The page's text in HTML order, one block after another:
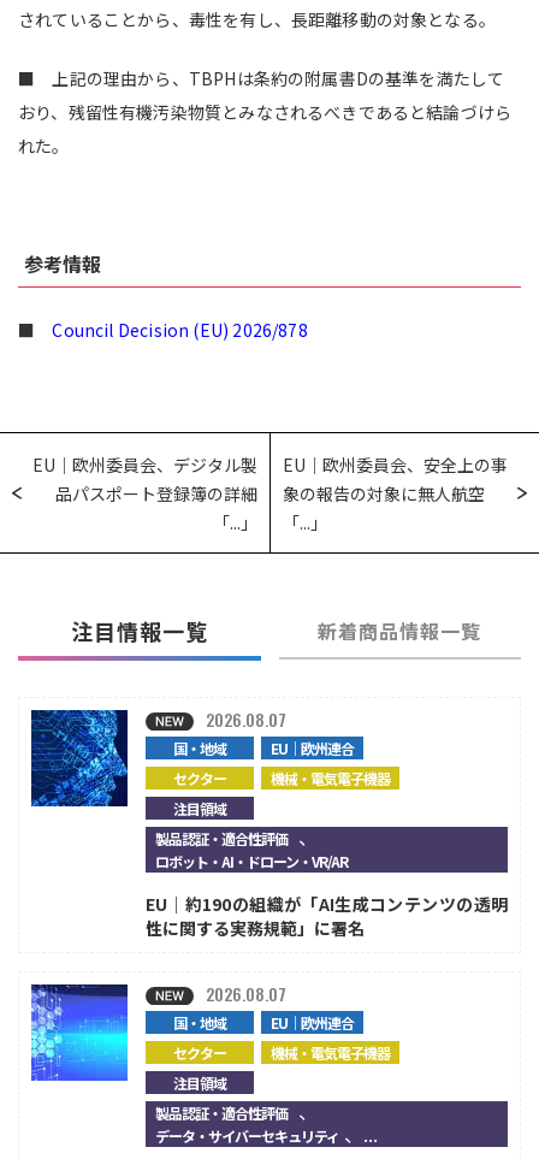
されていることから、毒性を有し、長距離移動の対象となる。
■ 上記の理由から、TBPHは条約の附属書Dの基準を満たして
おり、残留性有機汚染物質とみなされるべきであると結論づけら
れた。
参考情報
■Council Decision (EU) 2026/878
EU｜欧州委員会、デジタル製
品パスポート登録簿の詳細
「...」
EU｜欧州委員会、安全上の事
象の報告の対象に無人航空
「...」
注目情報一覧 新着商品情報一覧
国・地域
EU｜欧州連合
セクター
機械・電気電子機器
注目領域
製品認証・適合性評価 、
ロボット・AI・ドローン・VR/AR
2026.08.07
EU｜約190の組織が「AI生成コンテンツの透明
性に関する実務規範」に署名
国・地域
EU｜欧州連合
セクター
機械・電気電子機器
注目領域
製品認証・適合性評価 、
データ・サイバーセキュリティ 、...
2026.08.07